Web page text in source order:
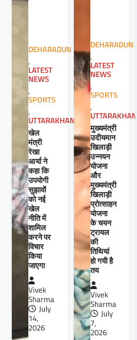
DEHARADUN
,
LATEST
NEWS
,
SPORTS
,
UTTARAKHAND
खेल
मंत्री
रेखा
आर्या ने
कहा कि
उपयोगी
सुझावों
को नई
खेल
नीति में
शामिल
करने पर
विचार
किया
जाएगा
Vivek
Sharma
July
14,
2026
DEHARADUN
,
LATEST
NEWS
,
SPORTS
,
UTTARAKHAND
मुख्यमंत्री
उदीयमान
खिलाड़ी
उन्नयन
योजना
और
मुख्यमंत्री
खिलाड़ी
प्रोत्साहन
योजना
के चयन
ट्रायल
की
तिथियां
हो गयी है
तय
Vivek
Sharma
July
7,
2026